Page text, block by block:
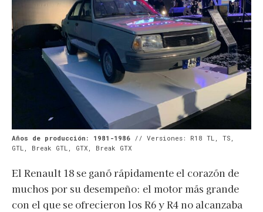
Años de producción: 1981-1986 // Versiones: R18 TL, TS,
GTL, Break GTL, GTX, Break GTX
El Renault 18 se ganó rápidamente el corazón de
muchos por su desempeño: el motor más grande
con el que se ofrecieron los R6 y R4 no alcanzaba